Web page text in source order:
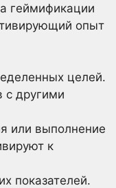
геймификации
опыт
целей.
с другими
или выполнение
к
показателей.